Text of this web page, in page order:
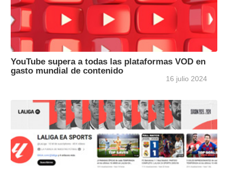
YouTube supera a todas las plataformas VOD en
gasto mundial de contenido
16 julio 2024